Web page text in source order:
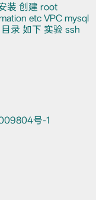
装 创建 root
etc VPC mysql
目录 如下 实验 ssh
号-1